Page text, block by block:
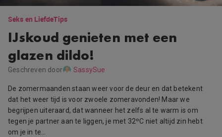
Seks en LiefdeTips
IJskoud genieten met een
glazen dildo!
Geschreven door SassySue
De zomermaanden staan weer voor de deur en dat betekent
dat het weer tijd is voor zwoele zomeravonden! Maar we
begrijpen uiteraard, dat wanneer het zelfs al te warm is om
tegen je partner aan te liggen, je met 32ºC niet altijd zin hebt
om je in te…